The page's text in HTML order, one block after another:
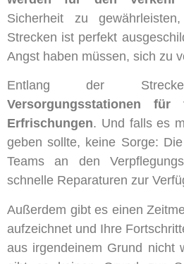
Sicherheit zu
Strecken ist perfekt
Angst haben müssen, sich zu
Entlang der
Versorgungsstationen
Erfrischungen. Und falls es
geben sollte, keine Sorge:
Teams an den
schnelle Reparaturen zur
Außerdem gibt es einen
aufzeichnet und Ihre
aus irgendeinem Grund nicht